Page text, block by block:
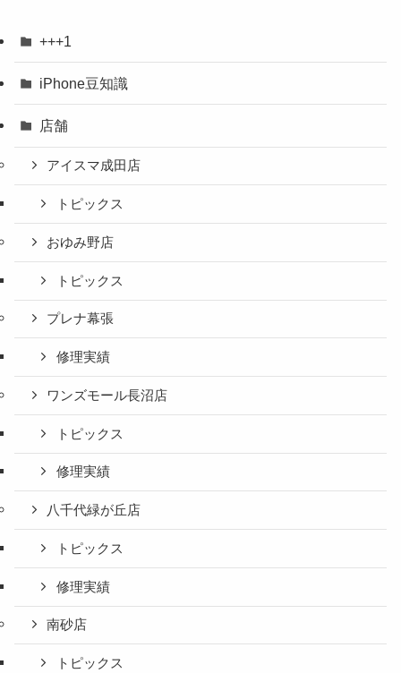
+++1
iPhone豆知識
店舗
アイスマ成田店
トピックス
おゆみ野店
トピックス
プレナ幕張
修理実績
ワンズモール長沼店
トピックス
修理実績
八千代緑が丘店
トピックス
修理実績
南砂店
トピックス